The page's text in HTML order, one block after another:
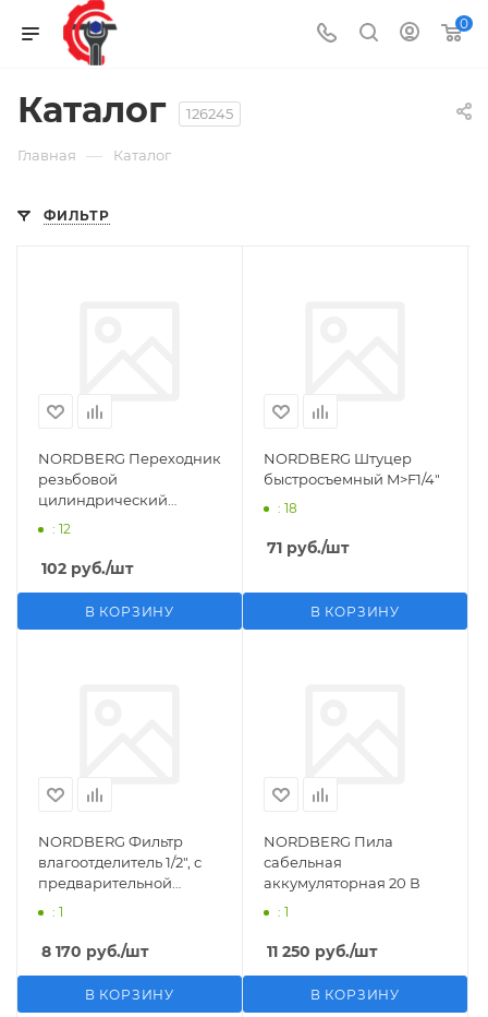
0
Каталог 126245
Главная — Каталог
ФИЛЬТР
NORDBERG Переходник
резьбовой
цилиндрический
M1/2">F1/4"
: 12
102 руб./шт
В КОРЗИНУ
NORDBERG Штуцер
быстросъемный M>F1/4"
: 18
71 руб./шт
В КОРЗИНУ
NORDBERG Фильтр
влагоотделитель 1/2", с
предварительной
фильтрацией
: 1
8 170 руб./шт
В КОРЗИНУ
NORDBERG Пила
сабельная
аккумуляторная 20 В
: 1
11 250 руб./шт
В КОРЗИНУ